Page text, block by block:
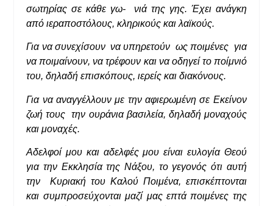
σωτηρίας σε κάθε γω- νιά της γης. Έχει ανάγκη
από ιεραποστόλους, κληρικούς και λαϊκούς.
Για να συνεχίσουν να υπηρετούν ως ποιμένες για
να ποιμαίνουν, να τρέφουν και να οδηγεί το ποίμνιό
του, δηλαδή επισκόπους, ιερείς και διακόνους.
Για να αναγγέλλουν με την αφιερωμένη σε Εκείνον
ζωή τους την ουράνια βασιλεία, δηλαδή μοναχούς
και μοναχές.
Αδελφοί μου και αδελφές μου είναι ευλογία Θεού
για την Εκκλησία της Νάξου, το γεγονός ότι αυτή
την Κυριακή του Καλού Ποιμένα, επισκέπτονται
και συμπροσεύχονται μαζί μας επτά ποιμένες της